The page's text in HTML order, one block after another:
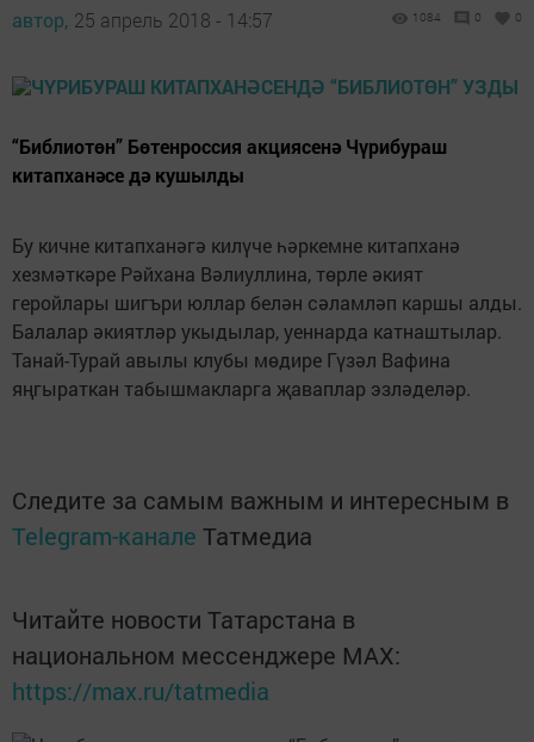
автор, 25 апрель 2018 - 14:57 1084 0 0
“Библиотөн” Бөтенроссия акциясенә Чүрибураш
китапханәсе дә кушылды
Бу кичне китапханәгә килүче һәркемне китапханә
хезмәткәре Рәйхана Вәлиуллина, төрле әкият
геройлары шигъри юллар белән сәламләп каршы алды.
Балалар әкиятләр укыдылар, уеннарда катнаштылар.
Танай-Турай авылы клубы мөдире Гүзәл Вафина
яңгыраткан табышмакларга җаваплар эзләделәр.
Следите за самым важным и интересным в
Telegram-канале Татмедиа
Читайте новости Татарстана в
национальном мессенджере MАХ:
https://max.ru/tatmedia